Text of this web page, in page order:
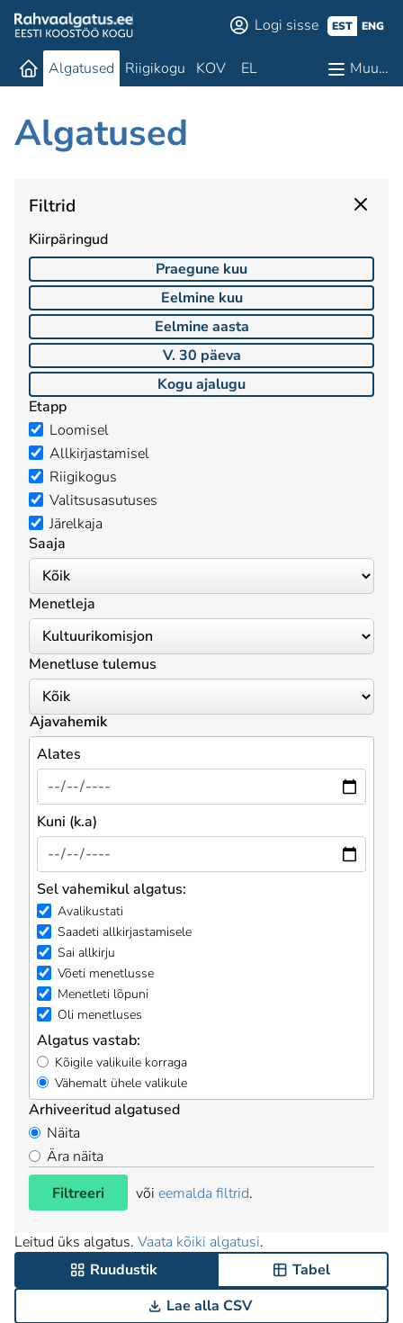
Logi sisse EST ENG
Algatused Riigikogu KOV EL Muu…
Algatused
Filtrid
Kiirpäringud
Praegune kuu
Eelmine kuu
Eelmine aasta
V. 30 päeva
Kogu ajalugu
Etapp
Loomisel
Allkirjastamisel
Riigikogus
Valitsusasutuses
Järelkaja
Saaja
Menetleja
Menetluse tulemus
Ajavahemik
Alates
Kuni (k.a)
Sel vahemikul algatus:
Avalikustati
Saadeti allkirjastamisele
Sai allkirju
Võeti menetlusse
Menetleti lõpuni
Oli menetluses
Algatus vastab:
Kõigile valikuile korraga
Vähemalt ühele valikule
Arhiveeritud algatused
Näita
Ära näita
Filtreeri
või eemalda filtrid.
Leitud üks algatus. Vaata kõiki algatusi.
Ruudustik
Tabel
Lae alla CSV